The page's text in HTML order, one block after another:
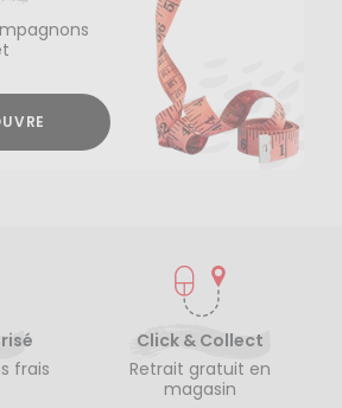
frais
Click & Collect
Retrait gratuit en
magasin